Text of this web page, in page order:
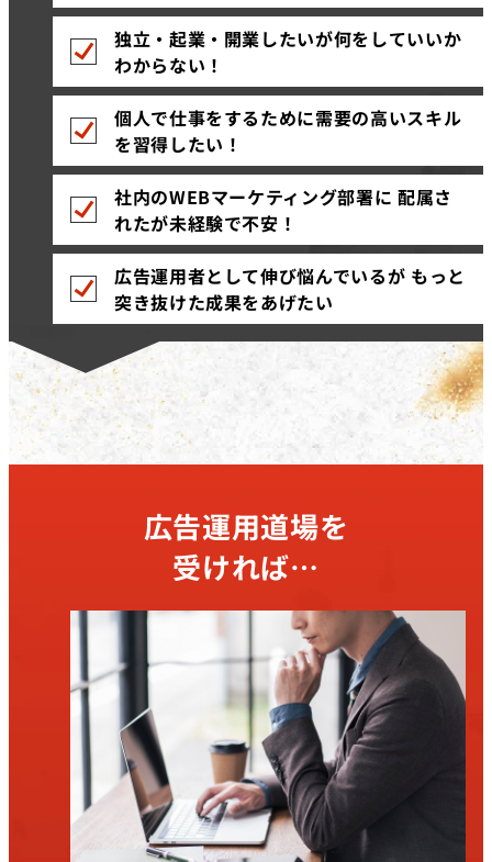
独立・起業・開業したいが何をしていいか
わからない！
個人で仕事をするために需要の高いスキル
を習得したい！
社内のWEBマーケティング部署に 配属さ
れたが未経験で不安！
広告運用者として伸び悩んでいるが もっと
突き抜けた成果をあげたい
広告運用道場を
受ければ…